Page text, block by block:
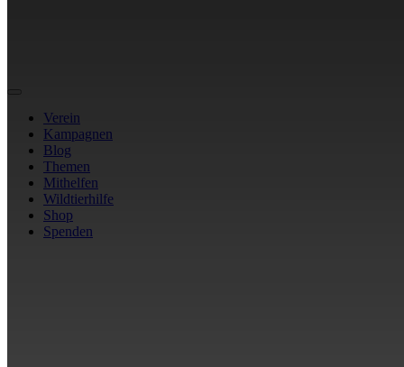
Verein
Kampagnen
Blog
Themen
Mithelfen
Wildtierhilfe
Shop
Spenden